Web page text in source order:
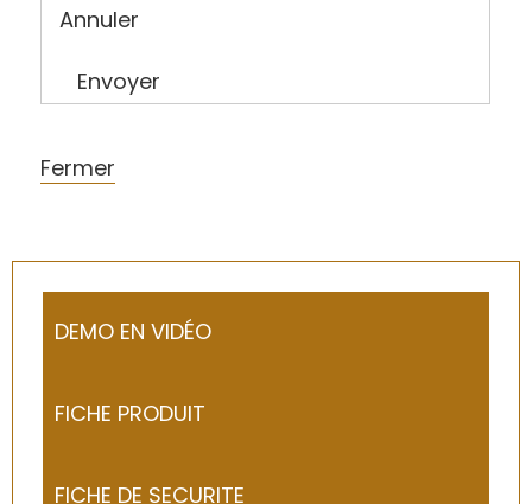
Annuler
Envoyer
Fermer
DEMO EN VIDÉO
FICHE PRODUIT
FICHE DE SECURITE